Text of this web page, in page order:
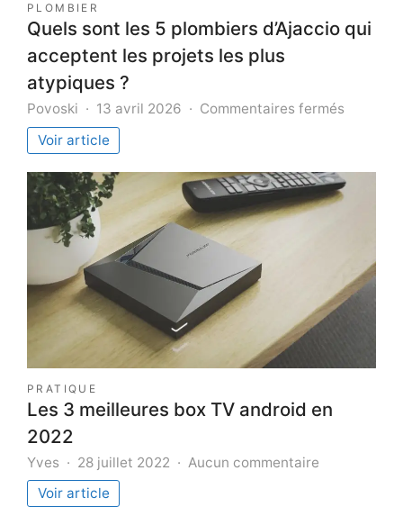
PLOMBIER
Quels sont les 5 plombiers d’Ajaccio qui
acceptent les projets les plus
atypiques ?
Povoski 13 avril 2026 Commentaires fermés
5
les
projets
Voir article
PRATIQUE
Les 3 meilleures box TV android en
2022
Yves 28 juillet 2022 Aucun commentaire
Voir article